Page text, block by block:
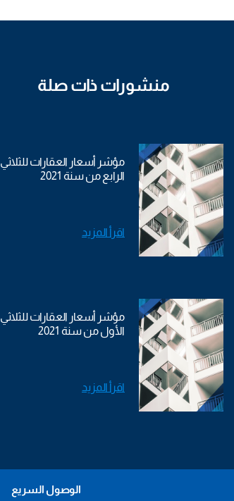
منشورات ذات صلة
مؤشر أسعار العقارات للثلاثي
الرابع من سنة 2021
اقرأ المزيد
مؤشر أسعار العقارات للثلاثي
الأول من سنة 2021
اقرأ المزيد
الوصول السريع